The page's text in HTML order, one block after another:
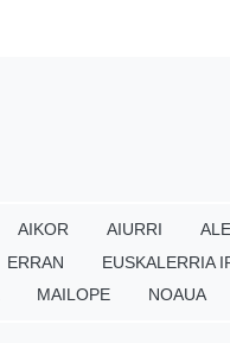
AIKOR AIURRI
ERRAN EUSKALERRIA
MAILOPE NOAUA